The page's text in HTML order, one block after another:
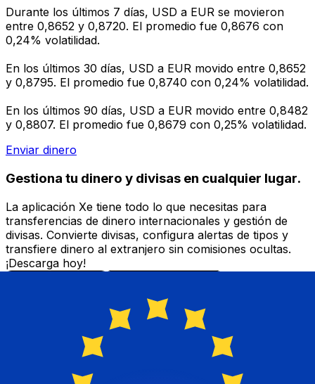
Durante los últimos 7 días, USD a EUR se movieron
entre 0,8652 y 0,8720. El promedio fue 0,8676 con
0,24% volatilidad.
En los últimos 30 días, USD a EUR movido entre 0,8652
y 0,8795. El promedio fue 0,8740 con 0,24% volatilidad.
En los últimos 90 días, USD a EUR movido entre 0,8482
y 0,8807. El promedio fue 0,8679 con 0,25% volatilidad.
Enviar dinero
Gestiona tu dinero y divisas en cualquier lugar.
La aplicación Xe tiene todo lo que necesitas para
transferencias de dinero internacionales y gestión de
divisas. Convierte divisas, configura alertas de tipos y
transfiere dinero al extranjero sin comisiones ocultas.
¡Descarga hoy!